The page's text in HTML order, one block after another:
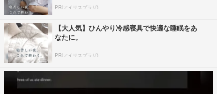
PR(アイリスプラザ)
【大人気】ひんやり冷感寝具で快適な睡眠をあ
なたに。
PR(アイリスプラザ)